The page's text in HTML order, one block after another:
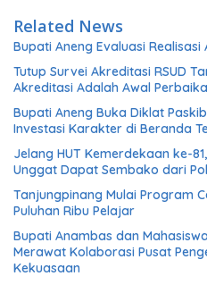
Related News
Bupati Aneng Evaluasi
Tutup Survei Akreditasi RSUD
Akreditasi Adalah Awal
Bupati Aneng Buka Diklat
Investasi Karakter di Beranda
Jelang HUT Kemerdekaan ke-
Unggat Dapat Sembako dari
Tanjungpinang Mulai Program
Puluhan Ribu Pelajar
Bupati Anambas dan
Merawat Kolaborasi Pusat
Kekuasaan